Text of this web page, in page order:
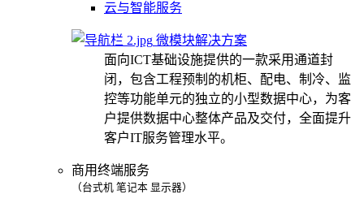
云与智能服务
微模块解决方案
面向ICT基础设施提供的一款采用通道封
闭，包含工程预制的机柜、配电、制冷、监
控等功能单元的独立的小型数据中心，为客
户提供数据中心整体产品及交付，全面提升
客户IT服务管理水平。
商用终端服务
（台式机 笔记本 显示器）